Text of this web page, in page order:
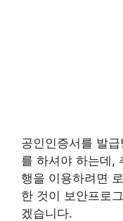
공인인증서를 발
를 하셔야 하는데,
행을 이용하려면
한 것이 보안프로
겠습니다.